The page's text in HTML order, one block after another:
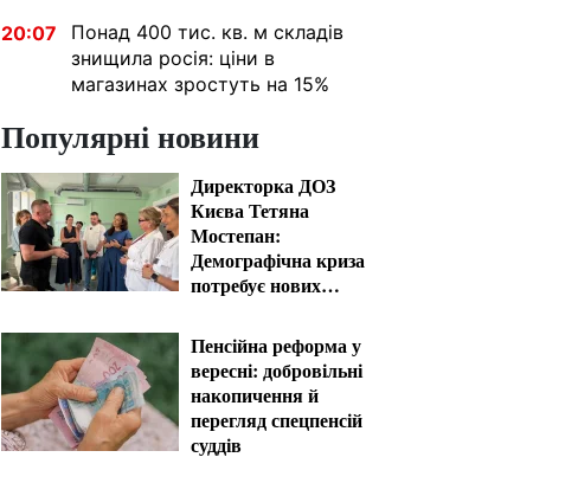
20:07
Понад 400 тис. кв. м складів
знищила росія: ціни в
магазинах зростуть на 15%
Популярні новини
Директорка ДОЗ
Києва Тетяна
Мостепан:
Демографічна криза
потребує нових
Пенсійна реформа у
вересні: добровільні
накопичення й
перегляд спецпенсій
суддів